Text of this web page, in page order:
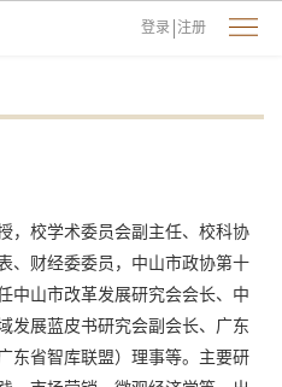
登录 注册
，校学术委员会副主任、校科协
、财经委委员，中山市政协第十
中山市改革发展研究会会长、中
发展蓝皮书研究会副会长、广东
东省智库联盟）理事等。主要研